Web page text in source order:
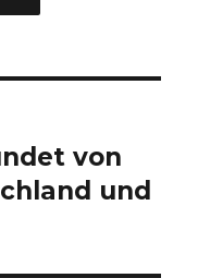
von
und